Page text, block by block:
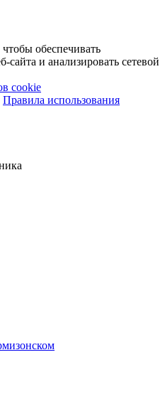
обеспечивать
и анализировать сетевой
cookie
Правила использования